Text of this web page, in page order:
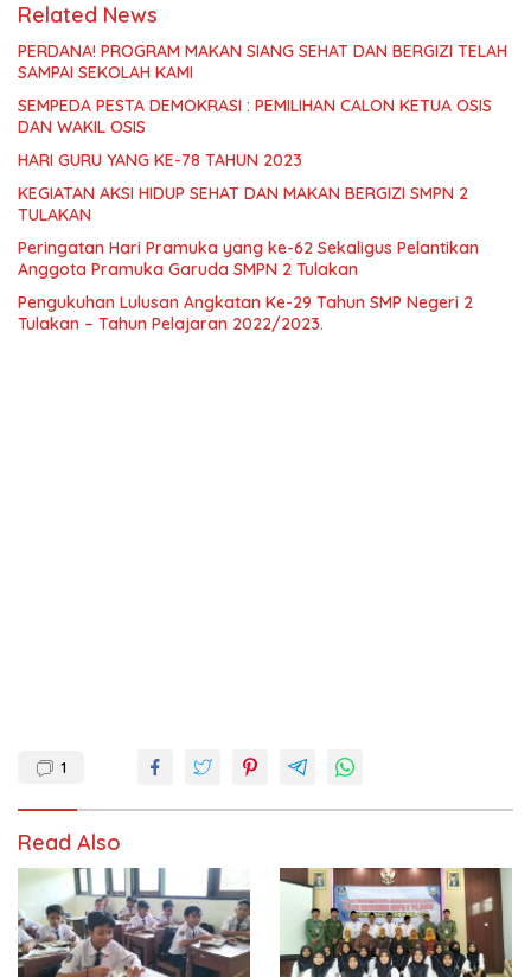
Related News
PERDANA! PROGRAM MAKAN SIANG SEHAT DAN BERGIZI TELAH
SAMPAI SEKOLAH KAMI
SEMPEDA PESTA DEMOKRASI : PEMILIHAN CALON KETUA OSIS
DAN WAKIL OSIS
HARI GURU YANG KE-78 TAHUN 2023
KEGIATAN AKSI HIDUP SEHAT DAN MAKAN BERGIZI SMPN 2
TULAKAN
Peringatan Hari Pramuka yang ke-62 Sekaligus Pelantikan
Anggota Pramuka Garuda SMPN 2 Tulakan
Pengukuhan Lulusan Angkatan Ke-29 Tahun SMP Negeri 2
Tulakan – Tahun Pelajaran 2022/2023.
1
Read Also